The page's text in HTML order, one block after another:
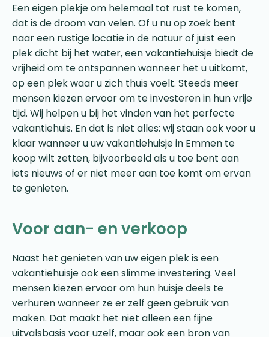
Een eigen plekje om helemaal tot rust te komen,
dat is de droom van velen. Of u nu op zoek bent
naar een rustige locatie in de natuur of juist een
plek dicht bij het water, een vakantiehuisje biedt de
vrijheid om te ontspannen wanneer het u uitkomt,
op een plek waar u zich thuis voelt. Steeds meer
mensen kiezen ervoor om te investeren in hun vrije
tijd. Wij helpen u bij het vinden van het perfecte
vakantiehuis. En dat is niet alles: wij staan ook voor u
klaar wanneer u uw vakantiehuisje in Emmen te
koop wilt zetten, bijvoorbeeld als u toe bent aan
iets nieuws of er niet meer aan toe komt om ervan
te genieten.
Voor aan- en verkoop
Naast het genieten van uw eigen plek is een
vakantiehuisje ook een slimme investering. Veel
mensen kiezen ervoor om hun huisje deels te
verhuren wanneer ze er zelf geen gebruik van
maken. Dat maakt het niet alleen een fijne
uitvalsbasis voor uzelf, maar ook een bron van